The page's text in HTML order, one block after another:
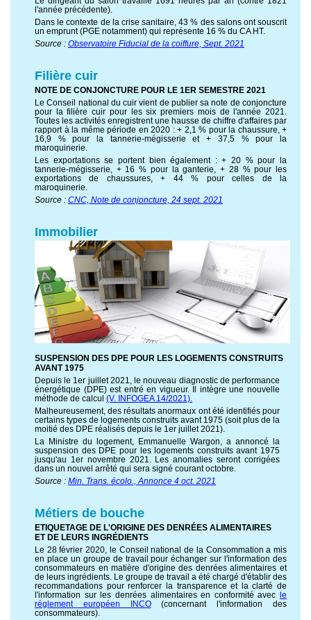
l'année précédente).
Dans le contexte de la crise sanitaire, 43 % des salons ont souscrit
un emprunt (PGE notamment) qui représente 16 % du CA HT.
Source : Observatoire Fiducial de la coiffure, Sept. 2021
Filière cuir
NOTE DE CONJONCTURE POUR LE 1ER SEMESTRE 2021
Le Conseil national du cuir vient de publier sa note de conjoncture
pour la filière cuir pour les six premiers mois de l'année 2021.
Toutes les activités enregistrent une hausse de chiffre d'affaires par
rapport à la même période en 2020 : + 2,1 % pour la chaussure, +
16,9 % pour la tannerie-mégisserie et + 37,5 % pour la
maroquinerie.
Les exportations se portent bien également : + 20 % pour la
tannerie-mégisserie, + 16 % pour la ganterie, + 28 % pour les
exportations de chaussures, + 44 % pour celles de la
maroquinerie.
Source : CNC, Note de conjoncture, 24 sept. 2021
Immobilier
SUSPENSION DES DPE POUR LES LOGEMENTS CONSTRUITS
AVANT 1975
Depuis le 1er juillet 2021, le nouveau diagnostic de performance
énergétique (DPE) est entré en vigueur. Il intègre une nouvelle
méthode de calcul (V. INFOGEA 14/2021).
Malheureusement, des résultats anormaux ont été identifiés pour
certains types de logements construits avant 1975 (soit plus de la
moitié des DPE réalisés depuis le 1er juillet 2021).
La Ministre du logement, Emmanuelle Wargon, a annoncé la
suspension des DPE pour les logements construits avant 1975
jusqu'au 1er novembre 2021. Les anomalies seront corrigées
dans un nouvel arrêté qui sera signé courant octobre.
Source : Min. Trans. écolo., Annonce 4 oct. 2021
Métiers de bouche
ETIQUETAGE DE L'ORIGINE DES DENRÉES ALIMENTAIRES
ET DE LEURS INGRÉDIENTS
Le 28 février 2020, le Conseil national de la Consommation a mis
en place un groupe de travail pour échanger sur l'information des
consommateurs en matière d'origine des denrées alimentaires et
de leurs ingrédients. Le groupe de travail a été chargé d'établir des
recommandations pour renforcer la transparence et la clarté de
l'information sur les denrées alimentaires en conformité avec
le
réglement européen INCO(concernant l'information des
consommateurs).